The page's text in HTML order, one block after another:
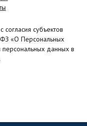
субъектов
ФЗ «О Персональных
данных в